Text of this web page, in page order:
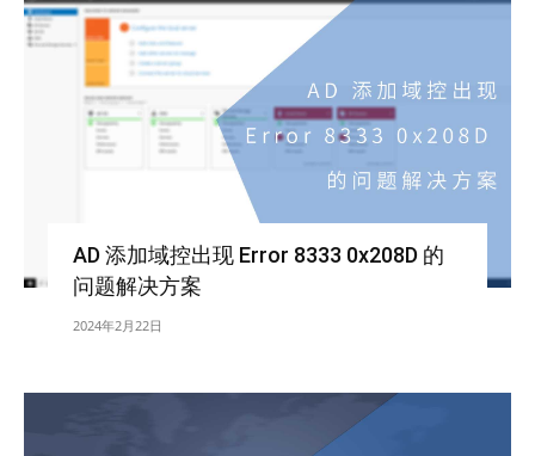
AD 添加域控出现 Error 8333 0x208D 的
问题解决方案
2024年2月22日